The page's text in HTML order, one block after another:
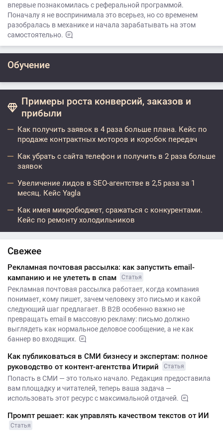
впервые познакомилась с реферальной программой.
Поначалу я не воспринимала это всерьез, но со временем
разобралась в механике и начала зарабатывать на этом
самостоятельно.
Обучение
Примеры роста конверсий, заказов и
прибыли
Как получить заявок в 4 раза больше плана. Кейс по
продаже контрактных моторов и коробок передач
Как убрать с сайта телефон и получить в 2 раза больше
заявок
Увеличение лидов в SEO-агентстве в 2,5 раза за 1
месяц. Кейс Yagla
Как имея микробюджет, сражаться с конкурентами.
Кейс по ремонту холодильников
Свежее
Рекламная почтовая рассылка: как запустить email-
кампанию и не улететь в спам
Статья
Рекламная почтовая рассылка работает, когда компания
понимает, кому пишет, зачем человеку это письмо и какой
следующий шаг предлагает. В B2B особенно важно не
превращать email в массовую рекламу: письмо должно
выглядеть как нормальное деловое сообщение, а не как
баннер во входящих.
Как публиковаться в СМИ бизнесу и экспертам: полное
руководство от контент-агентства Итирий
Статья
Попасть в СМИ — это только начало. Редакция предоставила
вам площадку и читателей, теперь ваша задача —
использовать этот ресурс с максимальной отдачей.
Промпт решает: как управлять качеством текстов от ИИ
Статья